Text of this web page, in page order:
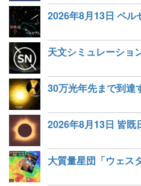
2026年8月13日 ペル
30万光年先まで到達